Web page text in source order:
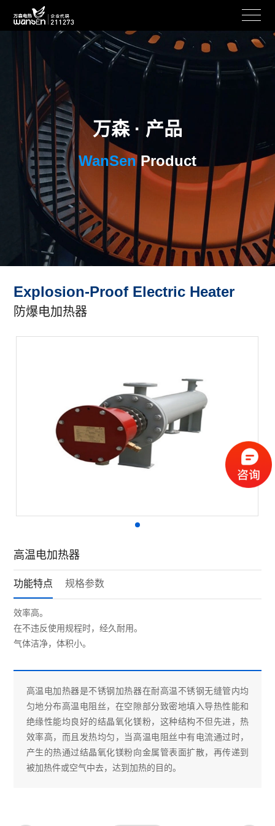
万森 · 产品
WanSenProduct
Explosion-Proof Electric Heater
防爆电加热器
高温电加热器
功能特点 规格参数
效率高。
在不违反使用规程时，经久耐用。
气体洁净，体积小。
高温电加热器是不锈钢加热器在耐高温不锈钢无缝管内均
匀地分布高温电阻丝，在空隙部分致密地填入导热性能和
绝缘性能均良好的结晶氧化镁粉，这种结构不但先进，热
效率高，而且发热均匀，当高温电阻丝中有电流通过时，
产生的热通过结晶氧化镁粉向金属管表面扩散，再传递到
被加热件或空气中去，达到加热的目的。